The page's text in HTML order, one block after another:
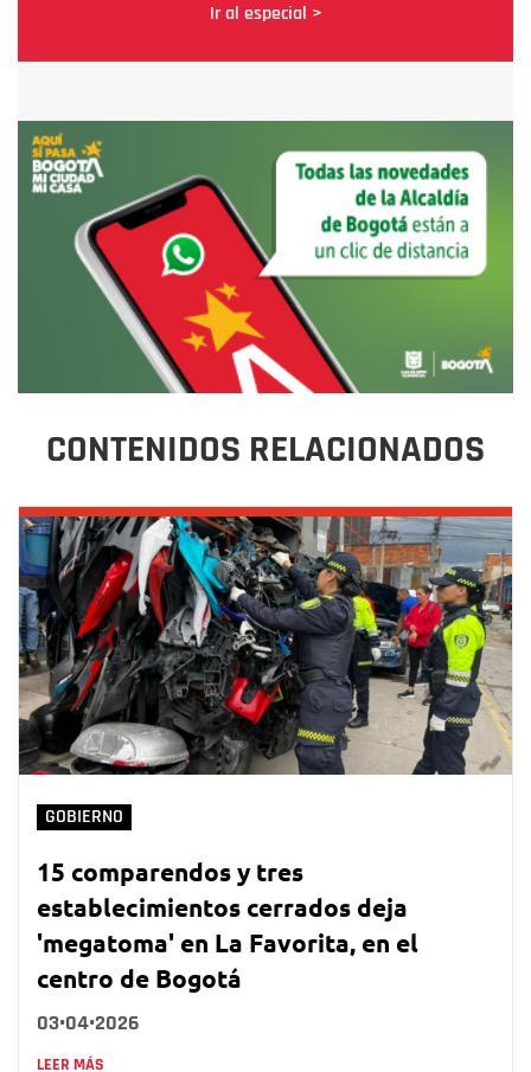
Ir al especial >
CONTENIDOS RELACIONADOS
GOBIERNO
15 comparendos y tres
establecimientos cerrados deja
'megatoma' en La Favorita, en el
centro de Bogotá
03•04•2026
LEER MÁS